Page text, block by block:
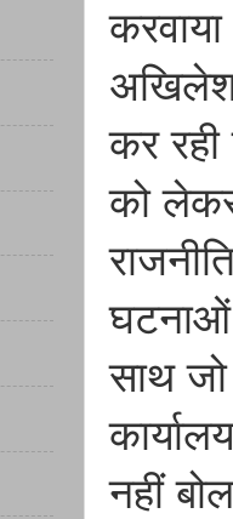
अखिलेश
कर
को
घटनाओं
साथ
नहीं